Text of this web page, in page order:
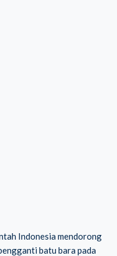
Indonesia mendorong
batu bara pada